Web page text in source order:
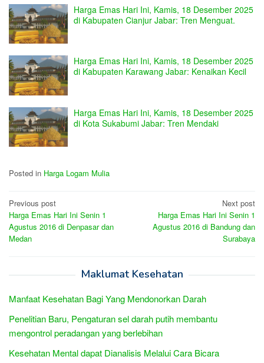
Harga Emas Hari Ini, Kamis, 18 Desember 2025
di Kabupaten Cianjur Jabar: Tren Menguat.
Harga Emas Hari Ini, Kamis, 18 Desember 2025
di Kabupaten Karawang Jabar: Kenaikan Kecil
Harga Emas Hari Ini, Kamis, 18 Desember 2025
di Kota Sukabumi Jabar: Tren Mendaki
Posted in Harga Logam Mulia
Post
navigation
Previous post
Harga Emas Hari Ini Senin 1
Agustus 2016 di Denpasar dan
Medan
Next post
Harga Emas Hari Ini Senin 1
Agustus 2016 di Bandung dan
Surabaya
Maklumat Kesehatan
Manfaat Kesehatan Bagi Yang Mendonorkan Darah
Penelitian Baru, Pengaturan sel darah putih membantu
mengontrol peradangan yang berlebihan
Kesehatan Mental dapat Dianalisis Melalui Cara Bicara